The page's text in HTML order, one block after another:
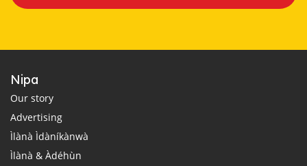
Nipa
Our story
Advertising
Ìlànà Ìdàníkànwà
Ìlànà & Àdéhùn